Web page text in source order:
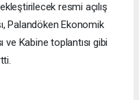
resmi açılış
Palandöken Ekonomik
ve Kabine toplantısı gibi